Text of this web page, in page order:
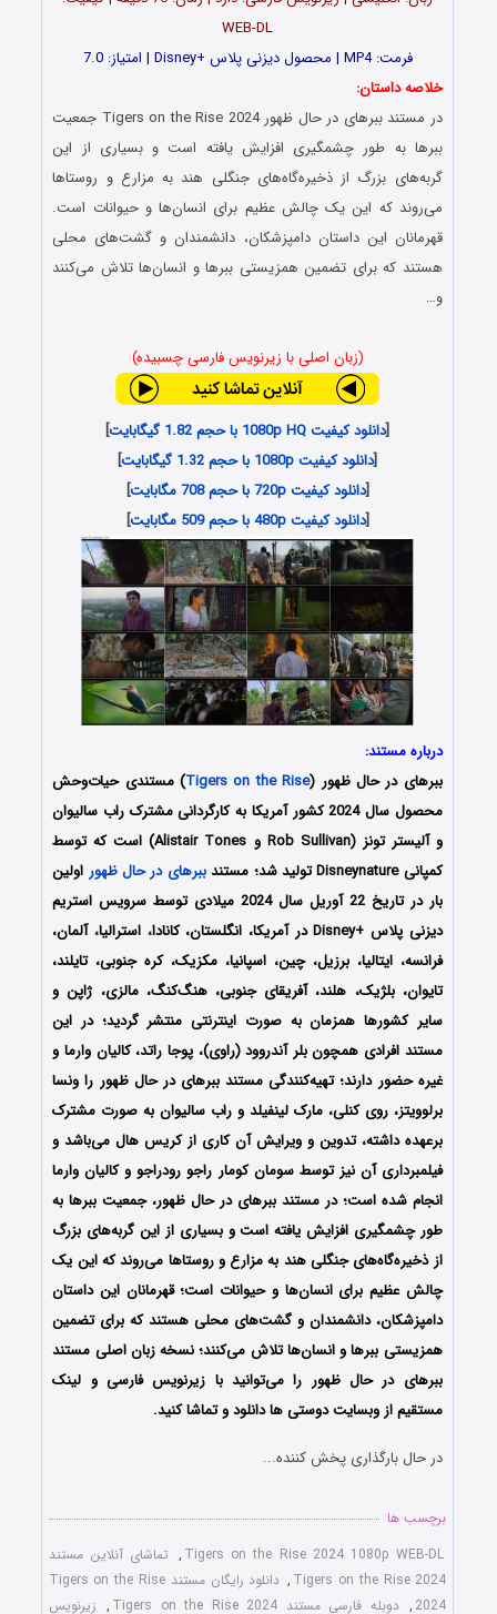
WEB-DL
فرمت: MP4 | محصول دیزنی پلاس +Disney | امتیاز: 7.0
خلاصه داستان:
در مستند ببرهای در حال ظهور Tigers on the Rise 2024 جمعیت
ببرها به طور چشمگیری افزایش یافته است و بسیاری از این
گربه‌های بزرگ از ذخیره‌گاه‌های جنگلی هند به مزارع و روستاها
می‌روند که این یک چالش عظیم برای انسان‌ها و حیوانات است.
قهرمانان این داستان دامپزشکان، دانشمندان و گشت‌های محلی
هستند که برای تضمین همزیستی ببرها و انسان‌ها تلاش می‌کنند
و…
(زبان اصلی با زیرنویس فارسی چسبیده)
[دانلود کیفیت 1080p HQ با حجم 1.82 گیگابایت
]
[دانلود کیفیت 1080p با حجم 1.32 گیگابایت
]
[دانلود کیفیت 720p با حجم 708 مگابایت
]
[دانلود کیفیت 480p با حجم 509 مگابایت ]
درباره مستند:
ببرهای در حال ظهور (Tigers on the Rise) مستندی حیات‌وحش
محصول سال 2024 کشور آمریکا به کارگردانی مشترک راب سالیوان
و آلیستر تونز (Rob Sullivan و Alistair Tones) است که توسط
کمپانی Disneynature تولید شد؛ مستند
ببرهای در حال ظهور اولین
بار در تاریخ 22 آوریل سال 2024 میلادی توسط سرویس استریم
دیزنی پلاس +Disney در آمریکا، انگلستان، کانادا، استرالیا، آلمان،
فرانسه، ایتالیا، برزیل، چین، اسپانیا، مکزیک، کره جنوبی، تایلند،
تایوان، بلژیک، هلند، آفریقای جنوبی، هنگ‌کنگ، مالزی، ژاپن و
سایر کشورها همزمان به صورت اینترنتی منتشر گردید؛ در این
مستند افرادی همچون بلر آندروود (راوی)، پوجا راتد، کالیان وارما و
غیره حضور دارند؛ تهیه‌کنندگی مستند ببرهای در حال ظهور را ونسا
برلوویتز، روی کنلی، مارک لینفیلد و راب سالیوان به صورت مشترک
برعهده داشته، تدوین و ویرایش آن کاری از کریس هال می‌باشد و
فیلمبرداری آن نیز توسط سومان کومار راجو رودراجو و کالیان وارما
انجام شده است؛ در مستند ببرهای در حال ظهور، جمعیت ببرها به
طور چشمگیری افزایش یافته است و بسیاری از این گربه‌های بزرگ
از ذخیره‌گاه‌های جنگلی هند به مزارع و روستاها می‌روند که این یک
چالش عظیم برای انسان‌ها و حیوانات است؛ قهرمانان این داستان
دامپزشکان، دانشمندان و گشت‌های محلی هستند که برای تضمین
همزیستی ببرها و انسان‌ها تلاش می‌کنند؛ نسخه زبان اصلی مستند
ببرهای در حال ظهور را می‌توانید با زیرنویس فارسی و لینک
مستقیم از وبسایت دوستی ها دانلود و تماشا کنید.
در حال بارگذاری پخش کننده...
برچسب ها
Tigers on the Rise 2024 1080p WEB-DL
, تماشای آنلاین مستند
Tigers on the Rise 2024
,
دانلود رایگان مستند Tigers on the Rise
2024
, دوبله فارسی مستند Tigers on the Rise 2024 , زیرنویس